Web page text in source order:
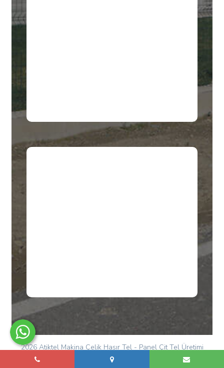
2026 Atiktel Makina Çelik Hasır Tel - Panel Çit Tel Üretimi
Haşem Bilgi Teknolojileri Pazarlama Ve Ticaret Ltd. Şti.